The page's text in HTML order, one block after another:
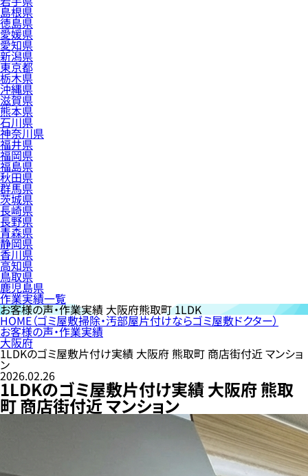
島根県
徳島県
愛媛県
愛知県
新潟県
東京都
栃木県
沖縄県
滋賀県
熊本県
石川県
神奈川県
福井県
福岡県
福島県
秋田県
群馬県
茨城県
長崎県
長野県
青森県
静岡県
香川県
高知県
鳥取県
鹿児島県
作業実績一覧
お客様の声・作業実績 大阪府熊取町 1LDK
HOME（ゴミ屋敷掃除・汚部屋片付けならゴミ屋敷ドクター）
お客様の声・作業実績
大阪府
1LDKのゴミ屋敷片付け実績 大阪府 熊取町 商店街付近 マンショ
ン
2026.02.26
1LDKのゴミ屋敷片付け実績 大阪府 熊取
町 商店街付近 マンション